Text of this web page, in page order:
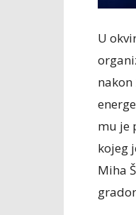
U
mu je
kojeg
Miha